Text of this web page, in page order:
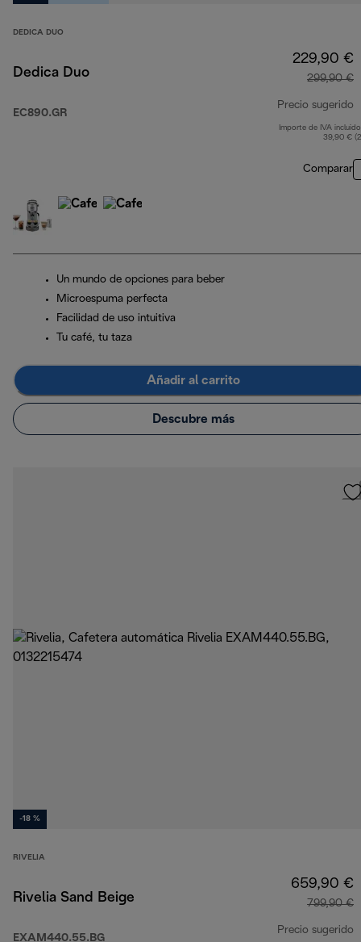
DEDICA DUO
Dedica Duo
EC890.GR
229,90 €
299,90 €
Precio sugerido
Importe de IVA
39,90 €
Comparar
Un mundo de opciones para beber
Microespuma perfecta
Facilidad de uso intuitiva
Tu café, tu taza
Añadir al carrito
Descubre más
-18 %
RIVELIA
Rivelia Sand Beige
EXAM440.55.BG
659,90 €
799,90 €
Precio sugerido